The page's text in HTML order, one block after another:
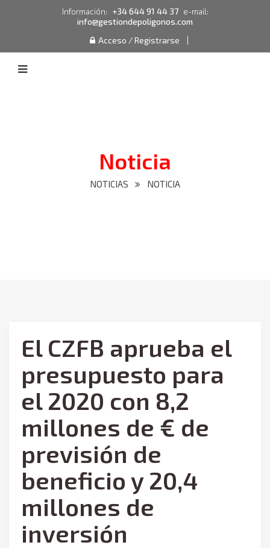
Información: +34 644 91 44 37 e-mail:
info@gestiondepoligonos.com
Acceso / Registrarse
Noticia
NOTICIAS NOTICIA
El CZFB aprueba el
presupuesto para
el 2020 con 8,2
millones de € de
previsión de
beneficio y 20,4
millones de
inversión